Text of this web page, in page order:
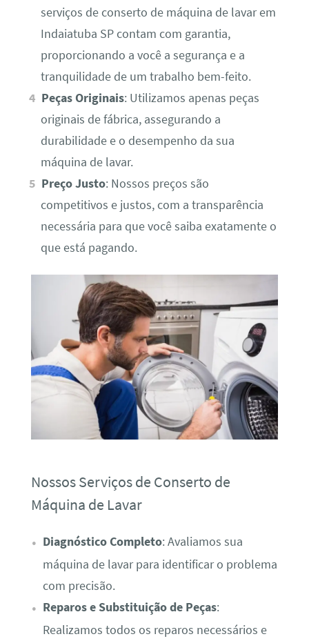
serviços de conserto de máquina de lavar em
Indaiatuba SP contam com garantia,
proporcionando a você a segurança e a
tranquilidade de um trabalho bem-feito.
Peças Originais: Utilizamos apenas peças
originais de fábrica, assegurando a
durabilidade e o desempenho da sua
máquina de lavar.
Preço Justo: Nossos preços são
competitivos e justos, com a transparência
necessária para que você saiba exatamente o
que está pagando.
Nossos Serviços de Conserto de
Máquina de Lavar
Diagnóstico Completo: Avaliamos sua
máquina de lavar para identificar o problema
com precisão.
Reparos e Substituição de Peças:
Realizamos todos os reparos necessários e